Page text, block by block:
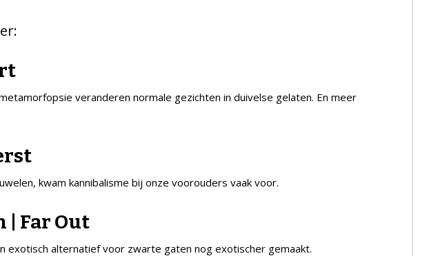
veranderen normale gezichten in duivelse gelaten. En meer
kwam kannibalisme bij onze voorouders vaak voor.
| Far Out
exotisch alternatief voor zwarte gaten nog exotischer gemaakt.